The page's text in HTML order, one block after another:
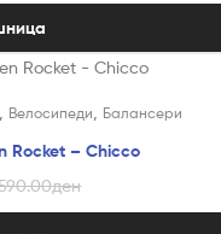
Велосипеди Балансери
Rocket – Chicco
ден